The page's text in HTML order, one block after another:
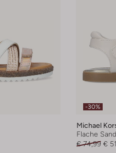
-30%
Michael
Flache
€ 74,99 €